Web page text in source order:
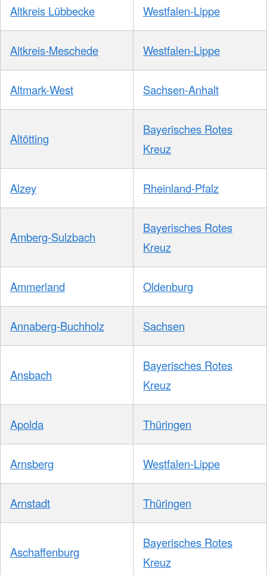
Altkreis Lübbecke Westfalen-Lippe
Altkreis-Meschede Westfalen-Lippe
Altmark-West Sachsen-Anhalt
Altötting
Bayerisches Rotes
Kreuz
Alzey Rheinland-Pfalz
Amberg-Sulzbach
Bayerisches Rotes
Kreuz
Ammerland Oldenburg
Annaberg-Buchholz Sachsen
Ansbach
Bayerisches Rotes
Kreuz
Apolda Thüringen
Arnsberg Westfalen-Lippe
Arnstadt Thüringen
Aschaffenburg
Bayerisches Rotes
Kreuz